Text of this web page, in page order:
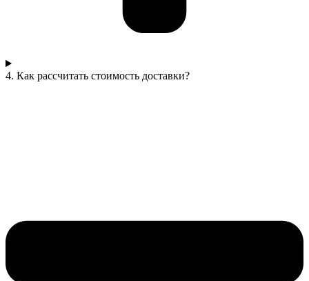
4. Как рассчитать стоимость доставки?